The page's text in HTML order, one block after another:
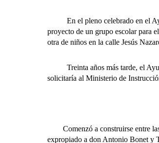
En el pleno celebrado en el
proyecto de un grupo escolar para
otra de niños en la calle Jesús
Treinta años más tarde, el
solicitaría al Ministerio de
Comenzó a construirse entre las
expropiado a don Antonio Bonet y